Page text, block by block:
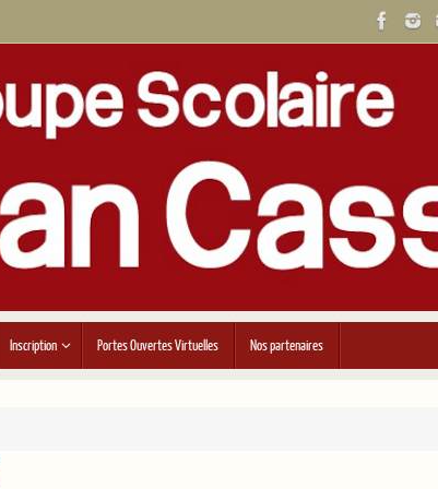
Inscription Portes Ouvertes Virtuelles Nos partenaires